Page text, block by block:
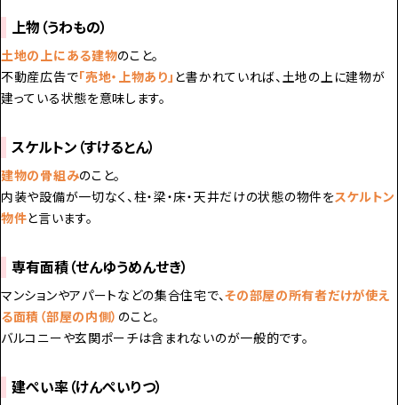
上物（うわもの）
土地の上にある建物のこと。
不動産広告で「売地・上物あり」 と書かれていれば、土地の上に建物が
建っている状態を意味します。
スケルトン（すけるとん）
建物の骨組みのこと。
内装や設備が一切なく、柱・梁・床・天井だけの状態の物件をスケルトン
物件と言います。
専有面積（せんゆうめんせき）
マンションやアパートなどの集合住宅で、その部屋の所有者だけが使え
る面積（部屋の内側） のこと。
バルコニーや玄関ポーチは含まれないのが一般的です。
建ぺい率（けんぺいりつ）